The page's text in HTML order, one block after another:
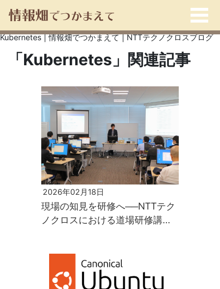
Kubernetes | 情報畑でつかまえて | NTTテクノクロスブログ
「Kubernetes」関連記事
2026年02月18日
現場の知見を研修へ──NTTテク
ノクロスにおける道場研修講師